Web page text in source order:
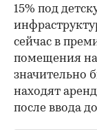
15% под
сейчас в
помещения
значительно
находят
после ввода